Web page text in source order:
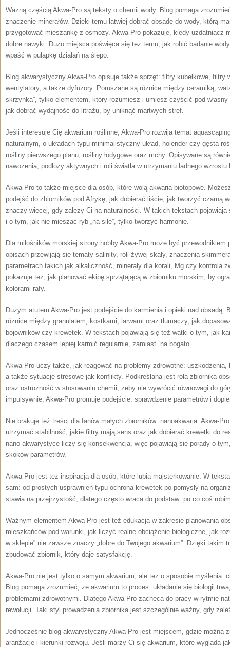
Ważną częścią Akwa-Pro są teksty o chemii wody. Blog pomaga
znaczenie minerałów. Dzięki temu łatwiej dobrać obsadę do wody, którą
przygotować mieszankę z osmozy. Akwa-Pro pokazuje, kiedy uzdatniacz
dobre nawyki. Dużo miejsca poświęca się też temu, jak robić badanie
wpaść w pułapkę działań na ślepo.
Blog akwarystyczny Akwa-Pro opisuje także sprzęt: filtry kubełkowe, filtry
wentylatory, a także dyfuzory. Poruszane są różnice między ceramiką,
skrzynką”, tylko elementem, który rozumiesz i umiesz czyścić pod
jak dobrać wydajność do litrażu, by uniknąć martwych stref.
Jeśli interesuje Cię akwarium roślinne, Akwa-Pro rozwija temat
naturalnym, o układach typu minimalistyczny układ, holender czy gęsta
rośliny pierwszego planu, rośliny łodygowe oraz mchy. Opisywane są
nawożenia, podłoży aktywnych i roli światła w utrzymaniu ładnego
Akwa-Pro to także miejsce dla osób, które wolą akwaria biotopowe.
podejść do zbiorników pod Afrykę, jak dobierać liście, jak tworzyć czarną
znaczy więcej, gdy zależy Ci na naturalności. W takich tekstach
i o tym, jak nie mieszać ryb „na siłę”, tylko tworzyć harmonię.
Dla miłośników morskiej strony hobby Akwa-Pro może być przewodnikiem
opisach przewijają się tematy salinity, roli żywej skały, znaczenia
parametrach takich jak alkaliczność, minerały dla korali, Mg czy kontrola
pokazuje też, jak planować ekipę sprzątającą w zbiorniku morskim, by
kolorami rafy.
Dużym atutem Akwa-Pro jest podejście do karmienia i opieki nad obsadą.
różnice między granulatem, kostkami, larwami oraz tłumaczy, jak
bojowników czy krewetek. W tekstach pojawiają się też wątki o tym, jak
dlaczego czasem lepiej karmić regularnie, zamiast „na bogato”.
Akwa-Pro uczy także, jak reagować na problemy zdrowotne: uszkodzenia,
a także sytuacje stresowe jak konflikty. Podkreślana jest rola zbiornika
oraz ostrożność w stosowaniu chemii, żeby nie wywrócić równowagi do
impulsywnie, Akwa-Pro promuje podejście: sprawdzenie parametrów i
Nie brakuje też treści dla fanów małych zbiorników: nanoakwaria. Akwa-
utrzymać stabilność, jakie filtry mają sens oraz jak dobierać krewetki do
nano akwarystyce liczy się konsekwencja, więc pojawiają się porady o
skoków parametrów.
Akwa-Pro jest też inspiracją dla osób, które lubią majsterkowanie. W
sam: od prostych usprawnień typu ochrona krewetek po pomysły na
stawia na przejrzystość, dlatego często wraca do podstaw: po co coś
Ważnym elementem Akwa-Pro jest też edukacja w zakresie planowania
mieszkańców pod warunki, jak liczyć realne obciążenie biologiczne, jak
w sklepie” nie zawsze znaczy „dobre do Twojego akwarium”. Dzięki takim
zbudować zbiornik, który daje satysfakcję.
Akwa-Pro nie jest tylko o samym akwarium, ale też o sposobie myślenia:
Blog pomaga zrozumieć, że akwarium to proces: układanie się biologii
problemami zdrowotnymi. Dlatego Akwa-Pro zachęca do pracy w rytmie
rewolucji. Taki styl prowadzenia zbiornika jest szczególnie ważny, gdy
Jednocześnie blog akwarystyczny Akwa-Pro jest miejscem, gdzie można
aranżacje i kierunki rozwoju. Jeśli marzy Ci się akwarium, które wygląda